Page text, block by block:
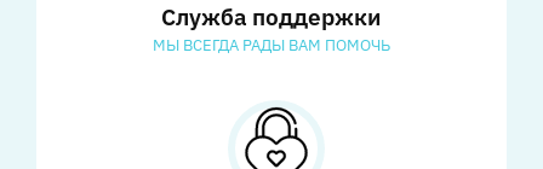
Служба поддержки
МЫ ВСЕГДА РАДЫ ВАМ ПОМОЧЬ